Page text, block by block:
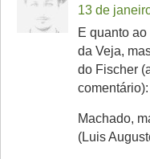
13 de
E quanto
da Veja,
do Fischer
comentário):
Machado,
(Luis